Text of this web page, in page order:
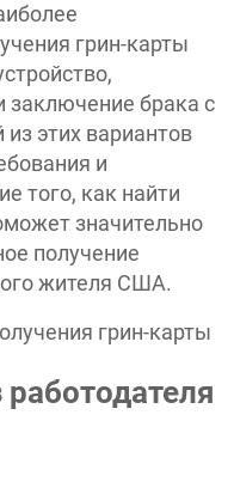
грин-карты
заключение брака с
этих вариантов
и
того, как найти
значительно
получение
жителя США.